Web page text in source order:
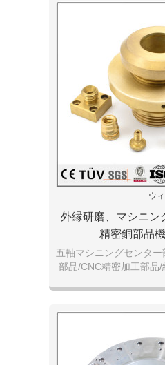
ウ
外縁研磨、マシニン
精密銅部品
五軸マシニングセンタ
部品/CNC精密加工部品
プロフェッショナル生